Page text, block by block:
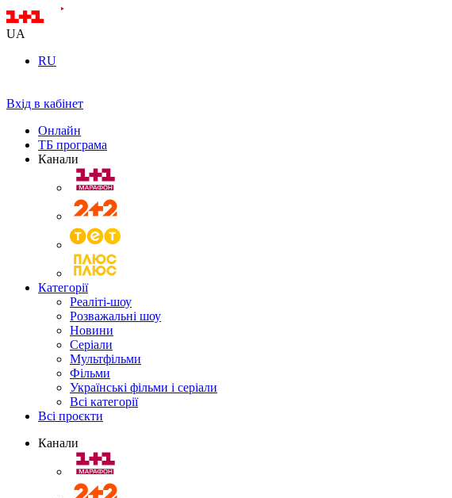
UA
RU
Вхід в кабінет
Онлайн
ТБ програма
Канали
Категорії
Реаліті-шоу
Розважальні шоу
Новини
Серіали
Мультфільми
Фільми
Українські фільми і серіали
Всі категорії
Всі проєкти
Канали